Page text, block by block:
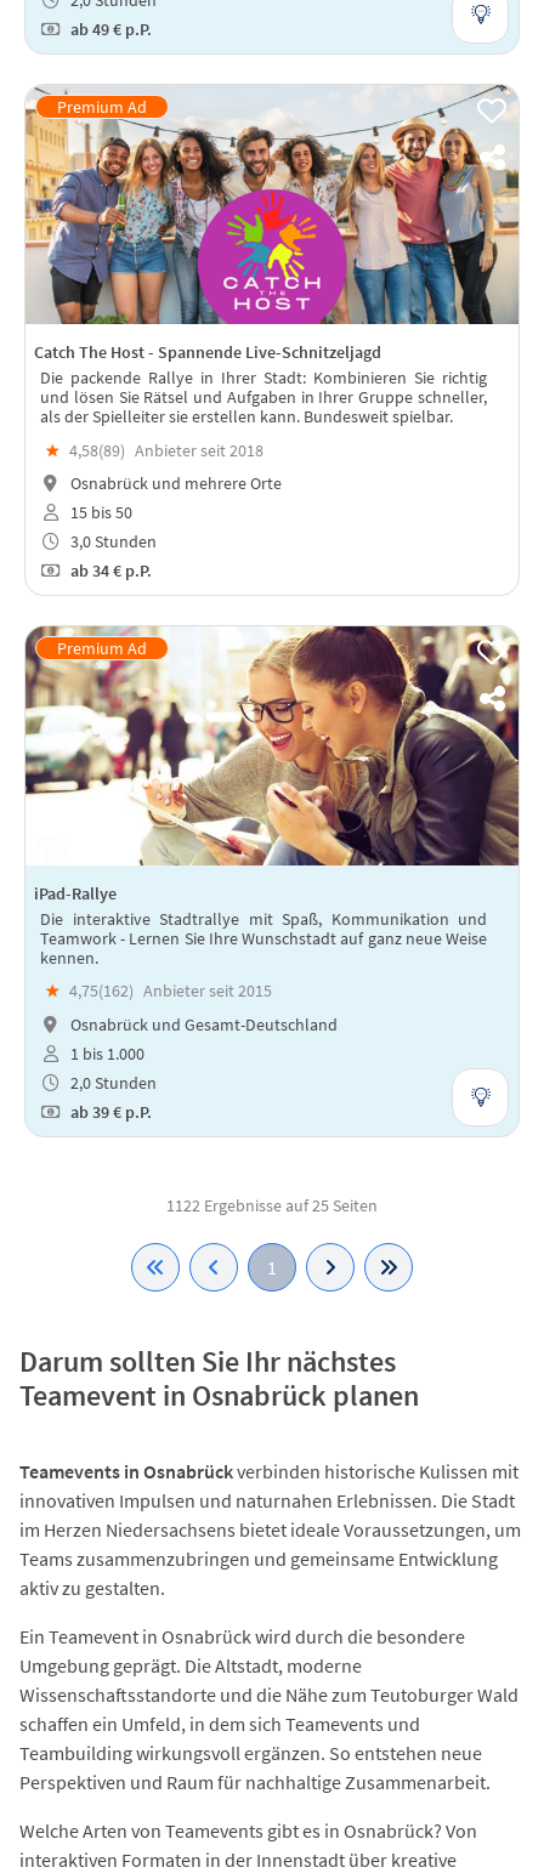
ab49 € p.P.
Catch The Host - Spannende Live-Schnitzeljagd
Die packende Rallye in Ihrer Stadt: Kombinieren Sie richtig
und lösen Sie Rätsel und Aufgaben in Ihrer Gruppe schneller,
als der Spielleiter sie erstellen kann. Bundesweit spielbar.
★ 4,58(89) Anbieter seit 2018
Osnabrück und mehrere Orte
15 bis 50
3,0 Stunden
ab34 € p.P.
iPad-Rallye
Die interaktive Stadtrallye mit Spaß, Kommunikation und
Teamwork - Lernen Sie Ihre Wunschstadt auf ganz neue Weise
kennen.
★ 4,75(162) Anbieter seit 2015
Osnabrück und Gesamt-Deutschland
1 bis 1.000
2,0 Stunden
ab39 € p.P.
1122 Ergebnisse auf 25 Seiten
1
Darum sollten Sie Ihr nächstes
Teamevent in Osnabrück planen
Teamevents in Osnabrückverbinden historische Kulissen mit
innovativen Impulsen und naturnahen Erlebnissen. Die Stadt
im Herzen Niedersachsens bietet ideale Voraussetzungen, um
Teams zusammenzubringen und gemeinsame Entwicklung
aktiv zu gestalten.
Ein Teamevent in Osnabrück wird durch die besondere
Umgebung geprägt. Die Altstadt, moderne
Wissenschaftsstandorte und die Nähe zum Teutoburger Wald
schaffen ein Umfeld, in dem sich Teamevents und
Teambuilding wirkungsvoll ergänzen. So entstehen neue
Perspektiven und Raum für nachhaltige Zusammenarbeit.
Welche Arten von Teamevents gibt es in Osnabrück? Von
interaktiven Formaten in der Innenstadt über kreative